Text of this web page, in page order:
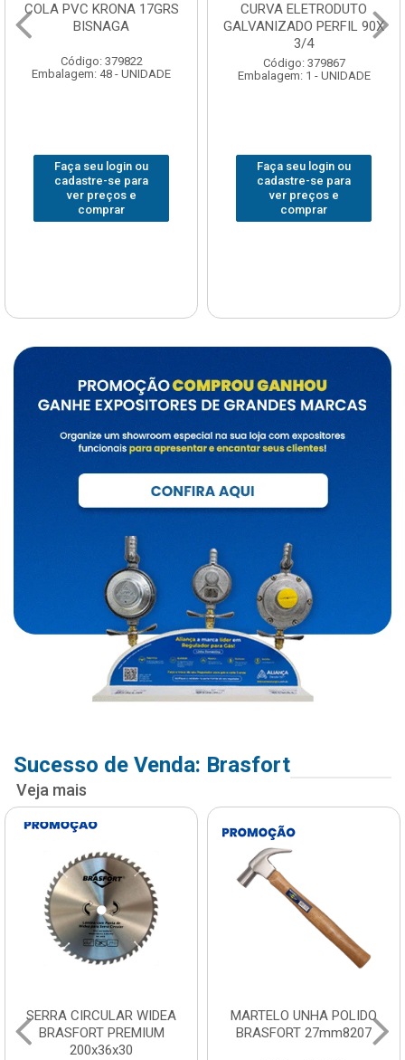
COLA PVC KRONA 17GRS
BISNAGA
Código: 379822
Embalagem: 48 - UNIDADE
Faça seu login ou
cadastre-se para
ver preços e
comprar
CURVA ELETRODUTO
GALVANIZADO PERFIL 90X
3/4
Código: 379867
Embalagem: 1 - UNIDADE
Faça seu login ou
cadastre-se para
ver preços e
comprar
Sucesso de Venda: Brasfort
Veja mais
SERRA CIRCULAR WIDEA
BRASFORT PREMIUM
200x36x30
MARTELO UNHA POLIDO
BRASFORT 27mm8207